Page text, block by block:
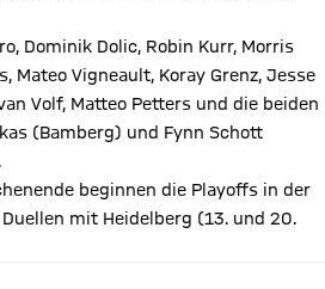
Dominik Dolic, Robin Kurr, Morris
Mateo Vigneault, Koray Grenz, Jesse
Volf, Matteo Petters und die beiden
(Bamberg) und Fynn Schott
beginnen die Playoffs in der
mit Heidelberg (13. und 20.